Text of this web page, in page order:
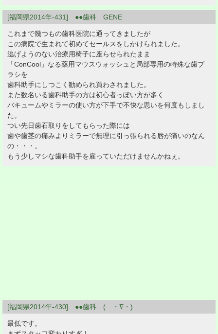
[福岡県2014年-431] ●●歯科 GENE
これまで幾つもの歯科医院に通ってきましたが
この病院で生まれて初めてセールスをしかけられました。
逃げようのない治療用椅子に座らせられたまま
「ConCool」なる薬用マウスウォッシュと局部専用の特殊な歯ブ
ラシを
歯科助手にしつこく勧められ買わされました。
また数名いる歯科助手の方は初心者っぽい方が多く
バキュームやミラーの使い方が下手で不快な思いを何度もしまし
た。
つい先日歯石取りをしてもらった際には
歯や歯茎の痛みよりミラーで無理に引っ張られる唇が痛いのなん
の・・・。
もう少しマシな歯科助手を雇っていただけませんかねぇ。
[福岡県2014年-430] ●●歯科 ( ・∇・)
最低です。